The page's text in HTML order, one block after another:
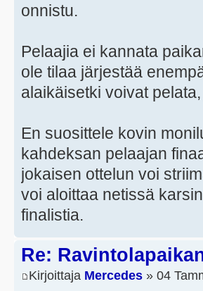
onnistu.
Pelaajia ei kannata
ole tilaa järjestää
alaikäisetki voivat
En suosittele kovin
kahdeksan pelaajan
jokaisen ottelun voi
voi aloittaa netissä
finalistia.
Re:
Kirjoittaja Mercedes » 04